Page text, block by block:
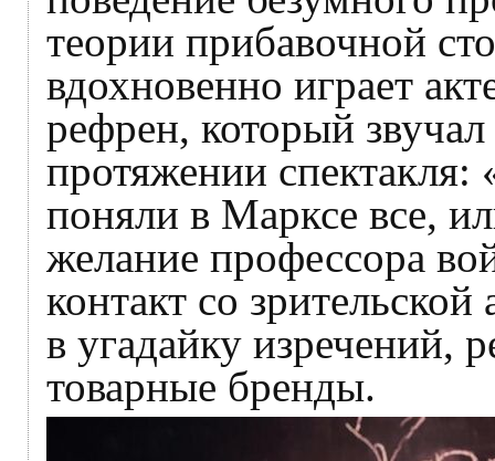
теории прибавочной
вдохновенно играет
рефрен, который звучал
протяжении
поняли в Марксе все,
желание профессора
контакт со
в угадайку изречений,
товарные бренды.